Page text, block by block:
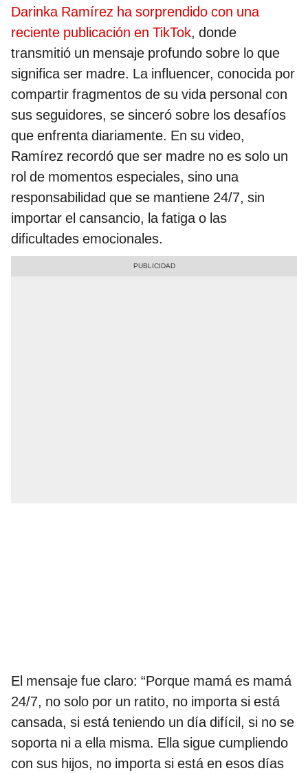
Darinka Ramírez ha sorprendido con una
reciente publicación en TikTok, donde
transmitió un mensaje profundo sobre lo que
significa ser madre. La influencer, conocida por
compartir fragmentos de su vida personal con
sus seguidores, se sinceró sobre los desafíos
que enfrenta diariamente. En su video,
Ramírez recordó que ser madre no es solo un
rol de momentos especiales, sino una
responsabilidad que se mantiene 24/7, sin
importar el cansancio, la fatiga o las
dificultades emocionales.
El mensaje fue claro: “Porque mamá es mamá
24/7, no solo por un ratito, no importa si está
cansada, si está teniendo un día difícil, si no se
soporta ni a ella misma. Ella sigue cumpliendo
con sus hijos, no importa si está en esos días